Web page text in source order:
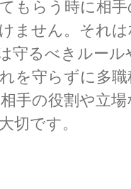
もらう時に相
ません。それ
守るべきルー
を守らずに多
手の役割や立
です。